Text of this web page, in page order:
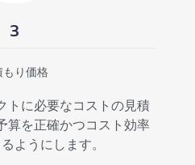
3
もり価格
トに必要なコストの見積
算を正確かつコスト効率
ようにします。